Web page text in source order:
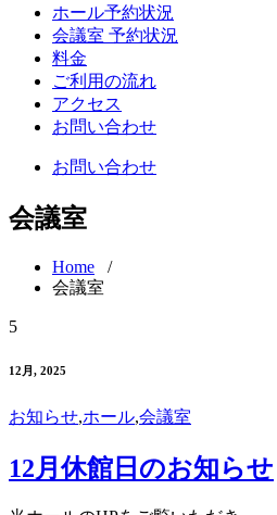
ホール予約状況
会議室 予約状況
料金
ご利用の流れ
アクセス
お問い合わせ
お問い合わせ
会議室
Home /
会議室
5
12月, 2025
お知らせ,ホール,会議室
12月休館日のお知らせ